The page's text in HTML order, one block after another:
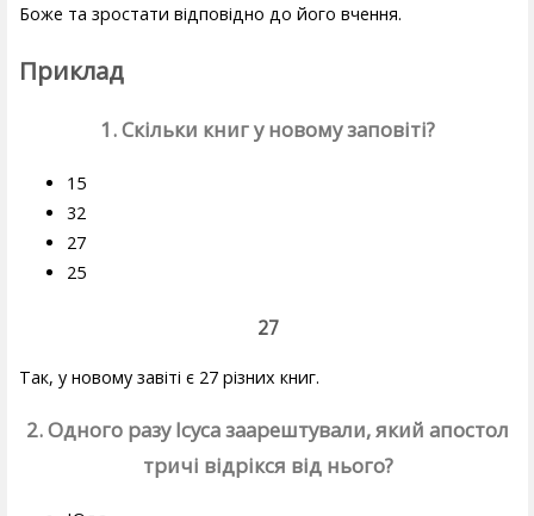
Боже та зростати відповідно до його вчення.
Приклад
1. Скільки книг у новому заповіті?
15
32
27
25
27
Так, у новому завіті є 27 різних книг.
2. Одного разу Ісуса заарештували, який апостол
тричі відрікся від нього?